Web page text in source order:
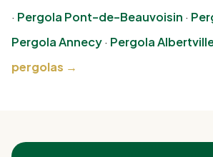
· Pergola Pont-de-Beauvoisin ·
Pergola Annecy· Pergola
pergolas →